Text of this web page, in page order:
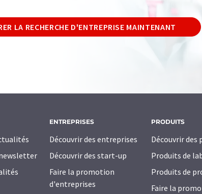
LA RECHERCHE D'ENTREPRISE MAINTENANT
ENTREPRISES
Découvrir des entreprises
Découvrir des start-up
Faire la promotion
d'entreprises
PRODUITS
Découvrir des
Produits de
Produits de
Faire la